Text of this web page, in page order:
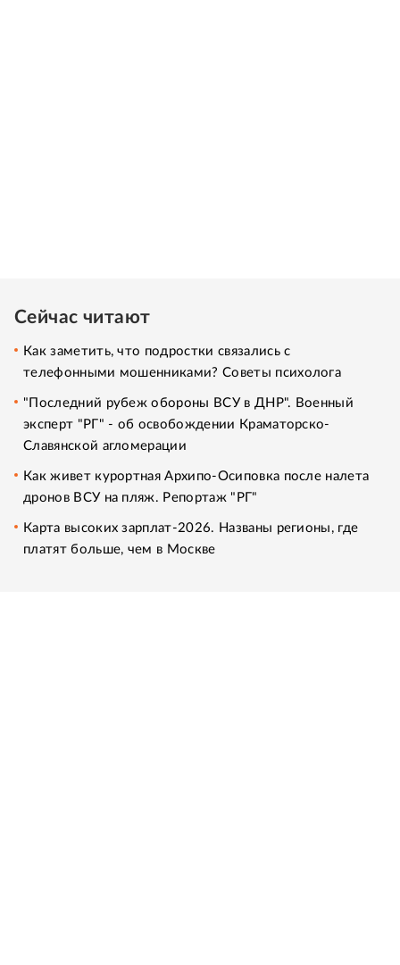
Сейчас читают
Как заметить, что подростки связались с
телефонными мошенниками? Советы психолога
"Последний рубеж обороны ВСУ в ДНР". Военный
эксперт "РГ" - об освобождении Краматорско-
Славянской агломерации
Как живет курортная Архипо-Осиповка после налета
дронов ВСУ на пляж. Репортаж "РГ"
Карта высоких зарплат-2026. Названы регионы, где
платят больше, чем в Москве